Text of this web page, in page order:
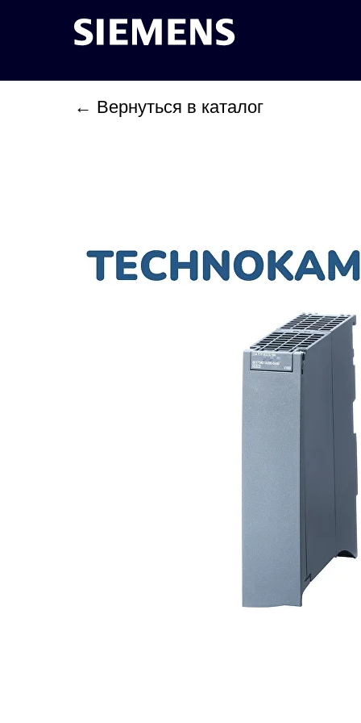
← Вернуться в каталог